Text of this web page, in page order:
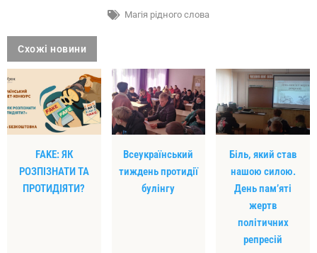
Магія рідного слова
Схожі новини
FAKE: ЯК
РОЗПІЗНАТИ ТА
ПРОТИДІЯТИ?
Всеукраїнський
тиждень протидії
булінгу
Біль, який став
нашою силою.
День пам’яті
жертв
політичних
репресій